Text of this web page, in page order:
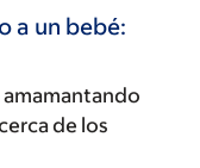
a un bebé:
de los